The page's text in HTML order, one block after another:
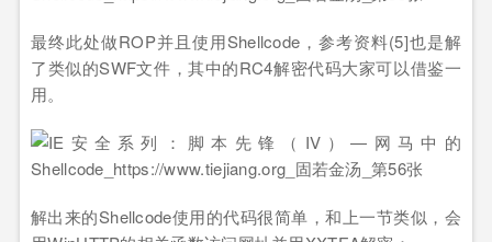
最终此处做ROP并且使用Shellcode，参考资料(5]也是解
了类似的SWF文件，其中的RC4解密代码大家可以借鉴一
用。
解出来的Shellcode使用的代码很简单，和上一节类似，会